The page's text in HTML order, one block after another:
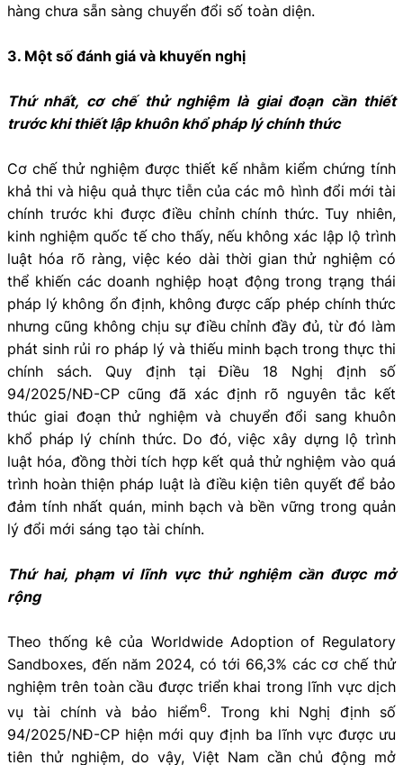
hàng chưa sẵn sàng chuyển đổi số toàn diện.
3. Một số đánh giá và khuyến nghị
Thứ nhất, cơ chế thử nghiệm là giai đoạn cần thiết
trước khi thiết lập khuôn khổ pháp lý chính thức
Cơ chế thử nghiệm được thiết kế nhằm kiểm chứng tính
khả thi và hiệu quả thực tiễn của các mô hình đổi mới tài
chính trước khi được điều chỉnh chính thức. Tuy nhiên,
kinh nghiệm quốc tế cho thấy, nếu không xác lập lộ trình
luật hóa rõ ràng, việc kéo dài thời gian thử nghiệm có
thể khiến các doanh nghiệp hoạt động trong trạng thái
pháp lý không ổn định, không được cấp phép chính thức
nhưng cũng không chịu sự điều chỉnh đầy đủ, từ đó làm
phát sinh rủi ro pháp lý và thiếu minh bạch trong thực thi
chính sách. Quy định tại Điều 18 Nghị định số
94/2025/NĐ-CP cũng đã xác định rõ nguyên tắc kết
thúc giai đoạn thử nghiệm và chuyển đổi sang khuôn
khổ pháp lý chính thức. Do đó, việc xây dựng lộ trình
luật hóa, đồng thời tích hợp kết quả thử nghiệm vào quá
trình hoàn thiện pháp luật là điều kiện tiên quyết để bảo
đảm tính nhất quán, minh bạch và bền vững trong quản
lý đổi mới sáng tạo tài chính.
Thứ hai, phạm vi lĩnh vực thử nghiệm cần được mở
rộng
Theo thống kê của Worldwide Adoption of Regulatory
Sandboxes, đến năm 2024, có tới 66,3% các cơ chế thử
nghiệm trên toàn cầu được triển khai trong lĩnh vực dịch
vụ tài chính và bảo hiểm6. Trong khi Nghị định số
94/2025/NĐ-CP hiện mới quy định ba lĩnh vực được ưu
tiên thử nghiệm, do vậy, Việt Nam cần chủ động mở